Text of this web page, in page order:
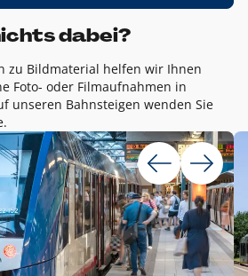
dabei?
zu Bildmaterial helfen wir Ihnen
Foto- oder Filmaufnahmen in
unseren Bahnsteigen wenden Sie